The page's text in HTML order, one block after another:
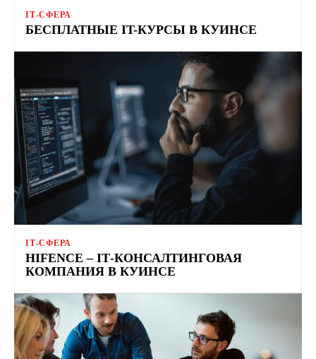
ІТ-СФЕРА
БЕСПЛАТНЫЕ IT-КУРСЫ В КУИНСЕ
ІТ-СФЕРА
HIFENCE – ІТ-КОНСАЛТИНГОВАЯ
КОМПАНИЯ В КУИНСЕ